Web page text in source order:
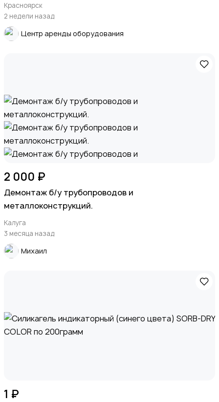
Красноярск
2 недели назад
Центр аренды оборудования
2 000 ₽
Демонтаж б/у трубопроводов и
металлоконструкций.
Калуга
3 месяца назад
Михаил
1 ₽